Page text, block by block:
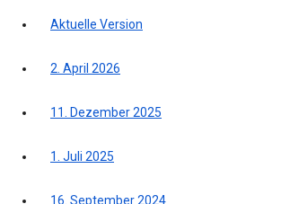
Aktuelle Version
2. April 2026
11. Dezember 2025
1. Juli 2025
16. September 2024